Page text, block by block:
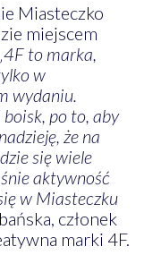
Miasteczko
miejscem
to marka,
w
wydaniu.
po to, aby
że na
się wiele
aktywność
w Miasteczku
członek
marki 4F.